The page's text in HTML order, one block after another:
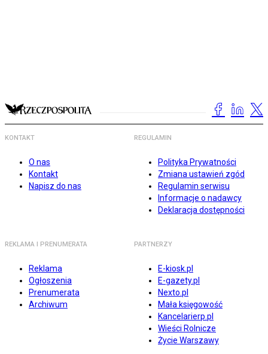
KONTAKT
O nas
Kontakt
Napisz do nas
REGULAMIN
Polityka Prywatności
Zmiana ustawień zgód
Regulamin serwisu
Informacje o nadawcy
Deklaracja dostępności
REKLAMA I PRENUMERATA
Reklama
Ogłoszenia
Prenumerata
Archiwum
PARTNERZY
E-kiosk.pl
E-gazety.pl
Nexto.pl
Mała księgowość
Kancelarierp.pl
Wieści Rolnicze
Życie Warszawy